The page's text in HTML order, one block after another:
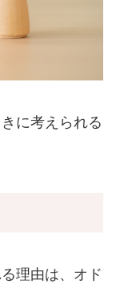
に考えられる
理由は、オド